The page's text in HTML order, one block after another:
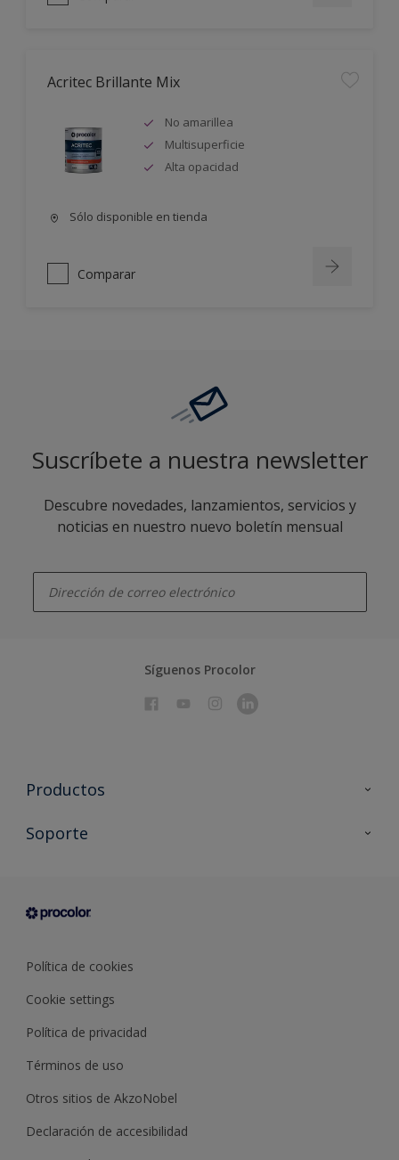
Acritec Brillante Mix
No amarillea
Multisuperficie
Alta opacidad
Sólo disponible en tienda
Comparar
Suscríbete a nuestra newsletter
Descubre novedades, lanzamientos, servicios y
noticias en nuestro nuevo boletín mensual
Síguenos Procolor
Productos
Todos los productos
Condiciones generales de venta
Soporte
Sobre Procolor
Política de cookies
Cookie settings
Política de privacidad
Términos de uso
Otros sitios de AkzoNobel
Declaración de accesibilidad